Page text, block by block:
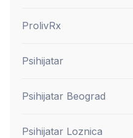
ProlivRx
Psihijatar
Psihijatar Beograd
Psihijatar Loznica